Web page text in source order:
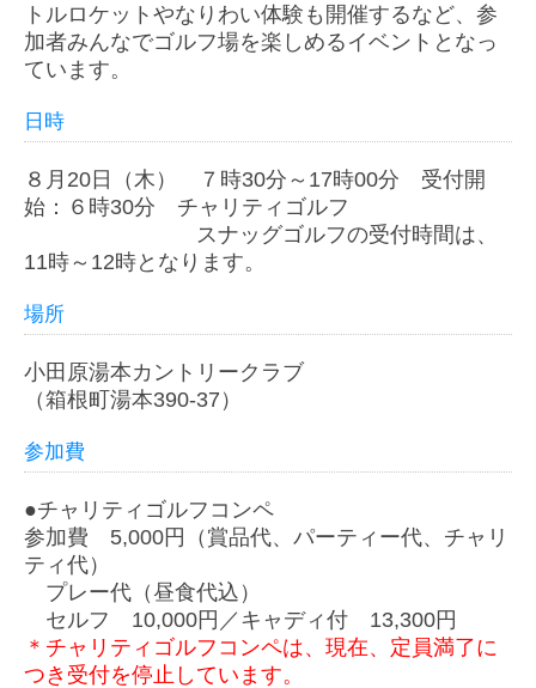
トルロケットやなりわい体験も開催するなど、参
加者みんなでゴルフ場を楽しめるイベントとなっ
ています。
日時
８月20日（木） ７時30分～17時00分 受付開
始：６時30分 チャリティゴルフ
スナッグゴルフの受付時間は、
11時～12時となります。
場所
小田原湯本カントリークラブ
（箱根町湯本390-37）
参加費
●チャリティゴルフコンペ
参加費 5,000円（賞品代、パーティー代、チャリ
ティ代）
プレー代（昼食代込）
セルフ 10,000円／キャディ付 13,300円
＊チャリティゴルフコンペは、現在、定員満了に
つき受付を停止しています。